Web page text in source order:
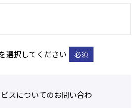
選択してください 必須
スについてのお問い合わ